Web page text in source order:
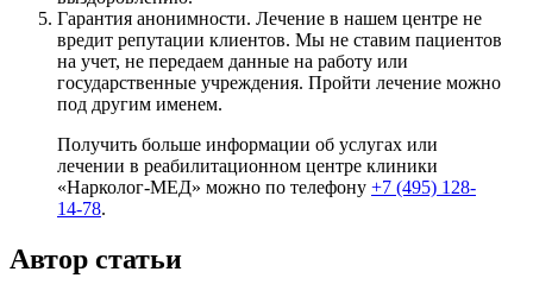
Гарантия анонимности. Лечение в нашем центре не
вредит репутации клиентов. Мы не ставим пациентов
на учет, не передаем данные на работу или
государственные учреждения. Пройти лечение можно
под другим именем.
Получить больше информации об услугах или
лечении в реабилитационном центре клиники
«Нарколог-МЕД» можно по телефону +7 (495) 128-
14-78.
Автор статьи